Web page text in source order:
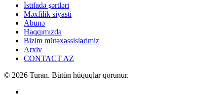
İstifadə şərtləri
Məxfilik siyasti
Abunə
Haqqımızda
Bizim mütəxəssislərimiz
Arxiv
CONTACT AZ
© 2026 Turan. Bütün hüquqlar qorunur.